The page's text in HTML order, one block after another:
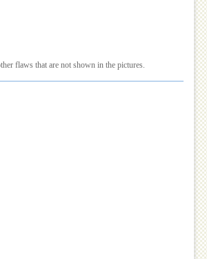
flaws that are not shown in the pictures.